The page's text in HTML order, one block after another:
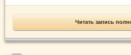
Читать запись